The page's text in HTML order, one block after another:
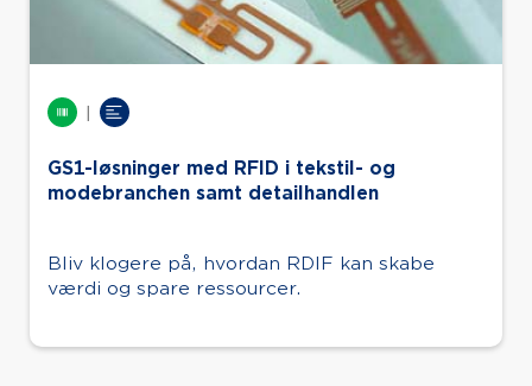
|
GS1-løsninger med RFID i tekstil- og
modebranchen samt detailhandlen
Bliv klogere på, hvordan RDIF kan skabe
værdi og spare ressourcer.